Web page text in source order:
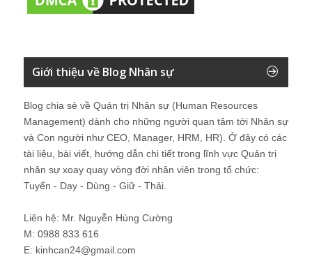
Giới thiệu về Blog Nhân sự
Blog chia sẻ về Quản trị Nhân sự (Human Resources
Management) dành cho những người quan tâm tới Nhân sự
và Con người như CEO, Manager, HRM, HR). Ở đây có các
tài liệu, bài viết, hướng dẫn chi tiết trong lĩnh vực Quản trị
nhân sự xoay quay vòng đời nhân viên trong tổ chức:
Tuyển - Dạy - Dùng - Giữ - Thải.
Liên hệ: Mr. Nguyễn Hùng Cường
M: 0988 833 616
E: kinhcan24@gmail.com